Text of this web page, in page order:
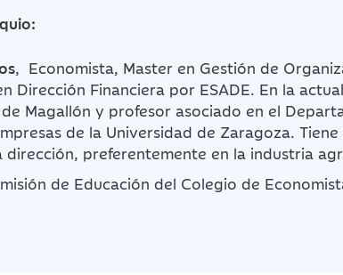
, Economista, Master en Gestión de
Dirección Financiera por ESADE. En la
Magallón y profesor asociado en el
de la Universidad de Zaragoza. Tiene
dirección, preferentemente en la industria
de Educación del Colegio de